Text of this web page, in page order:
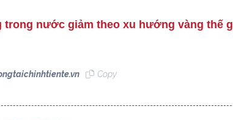
trong nước giảm theo xu hướng vàng thế
Copy